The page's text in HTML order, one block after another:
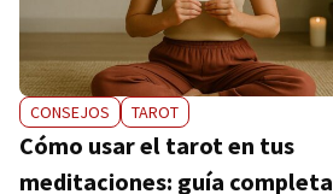
CONSEJOS TAROT
Cómo usar el tarot en tus
meditaciones: guía completa